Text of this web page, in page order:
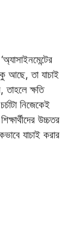
আছে, তা যাচাই
ক্ষতি
নিজেকেই
উচ্চতর
যাচাই করার